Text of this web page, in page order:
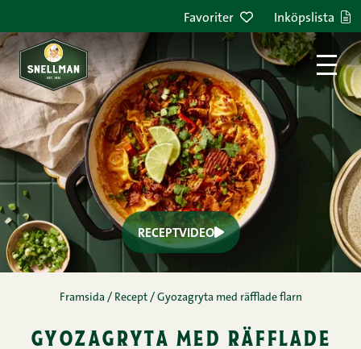
Favoriter Inköpslista
Den här enkla gyozapannan förenar färdiga gyoza,
en krämig kokosgräddsås och Snellmans ätklara
flarn till en smakrik vardagsfavorit - och allt i en
och samma form. Currypastan ger såsen värme,
paprika och salladslök tillför fräschör, och slutligen
pressas lime över som väcker smakerna till liv. En
lättlagad, trendig och smakrik men disksnål
klassiker – perfekt när du vill ha mycket smak på
kort tid.
Flarn, kebab och strimlor,Mjölkfri,Räfflade flarn,